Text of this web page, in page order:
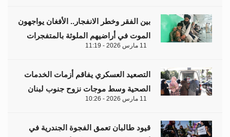
بين الفقر وخطر الانفجار.. الأفغان يواجهون
الموت في أراضيهم الملوثة بالمتفجرات
11 مارس 2026 - 11:19
التصعيد العسكري يفاقم أزمات الخدمات
الصحية وسط موجات نزوح جنوب لبنان
11 مارس 2026 - 10:26
قيود طالبان تعمق الفجوة الجندرية في